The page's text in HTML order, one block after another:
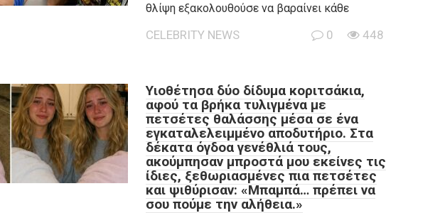
θλίψη εξακολουθούσε να βαραίνει κάθε
CELEBRITY NEWS 0 448
Υιοθέτησα δύο δίδυμα κοριτσάκια,
αφού τα βρήκα τυλιγμένα με
πετσέτες θαλάσσης μέσα σε ένα
εγκαταλελειμμένο αποδυτήριο. Στα
δέκατα όγδοα γενέθλιά τους,
ακούμπησαν μπροστά μου εκείνες τις
ίδιες, ξεθωριασμένες πια πετσέτες
και ψιθύρισαν: «Μπαμπά… πρέπει να
σου πούμε την αλήθεια.»